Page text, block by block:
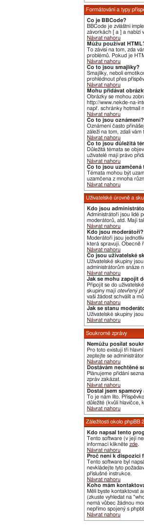
Formátování a typy
Co je BBCode?
BBCode je zvláštní
závorkách [ a ] a nabízí
Návrat nahoru
Můžu používat
To závisí na tom, zda
problémů. Pokud je
Návrat nahoru
Co to jsou smajlíky?
Smajlíky, neboli
prohlédnout přes
Návrat nahoru
Mohu přidávat
Obrázky se mohou
http://www.nekde-na-
např. schránky hotmail
Návrat nahoru
Co to jsou oznámení?
Oznámení často
záleží na tom, zdali vám
Návrat nahoru
Co to jsou důležitá
Důležitá témata se
uživatelé mají právo
Návrat nahoru
Co to jsou uzamčená
Témata mohou být
uzamčena z mnoha
Návrat nahoru
Uživatelské úrovně a
Kdo jsou
Administrátoři jsou lidé
moderátorů, atd. Mají
Návrat nahoru
Kdo jsou moderátoři?
Moderátoři jsou
která spravují. Obecně
Návrat nahoru
Co jsou uživatelské
Uživatelské skupiny
administrátorům snáze
Návrat nahoru
Jak se mohu zapojit
Připojit se do
skupiny mají otevřený
vaši žádost schválit a
Návrat nahoru
Jak se stanu
Uživatelské skupiny
Návrat nahoru
Soukromé zprávy
Nemůžu posílat
Pro toto existují tři
zeptejte se
Návrat nahoru
Dostávám nechtěné
Plánujeme přidání
zpráv zakázat.
Návrat nahoru
Dostal jsem
To je nám líto.
důležité (kvůli hlavičce,
Návrat nahoru
Záležitosti okolo phpBB 2
Kdo napsal tento
Tento software (v její
informací klikněte zde.
Návrat nahoru
Proč není k dispozici
Tento software byl
nevkládejte tyto
příslušné instrukce.
Návrat nahoru
Koho mám
Měli byste kontaktovat
(zkuste vyhledat na
nemá vůbec žádnou
nepřímo spojený s
Návrat nahoru